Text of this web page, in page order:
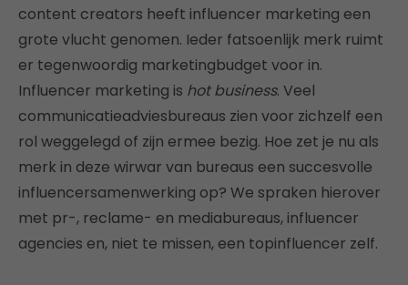
content creators heeft influencer marketing een
grote vlucht genomen. Ieder fatsoenlijk merk ruimt
er tegenwoordig marketingbudget voor in.
Influencer marketing is hot business. Veel
communicatieadviesbureaus zien voor zichzelf een
rol weggelegd of zijn ermee bezig. Hoe zet je nu als
merk in deze wirwar van bureaus een succesvolle
influencersamenwerking op? We spraken hierover
met pr-, reclame- en mediabureaus, influencer
agencies en, niet te missen, een topinfluencer zelf.